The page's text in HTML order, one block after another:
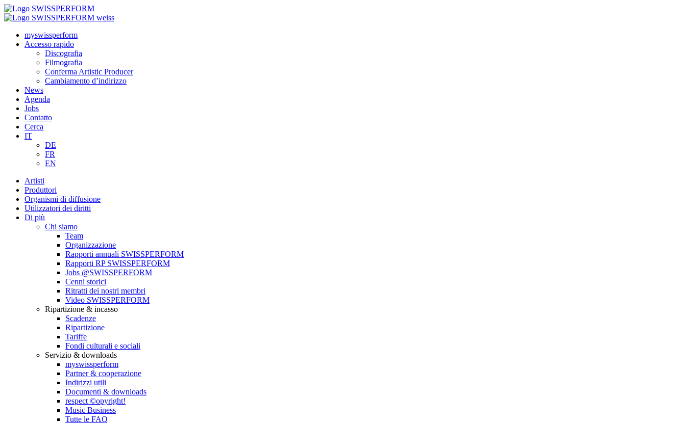
myswissperform
Accesso rapido
Discografia
Filmografia
Conferma Artistic Producer
Cambiamento d’indirizzo
News
Agenda
Jobs
Contatto
Cerca
IT
DE
FR
EN
Artisti
Produttori
Organismi di diffusione
Utilizzatori dei diritti
Di più
Chi siamo
Team
Organizzazione
Rapporti annuali SWISSPERFORM
Rapporti RP SWISSPERFORM
Jobs @SWISSPERFORM
Cenni storici
Ritratti dei nostri membri
Video SWISSPERFORM
Ripartizione & incasso
Scadenze
Ripartizione
Tariffe
Fondi culturali e sociali
Servizio & downloads
myswissperform
Partner & cooperazione
Indirizzi utili
Documenti & downloads
respect ©opyright!
Music Business
Tutte le FAQ